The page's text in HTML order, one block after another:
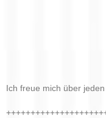
Ich freue mich über